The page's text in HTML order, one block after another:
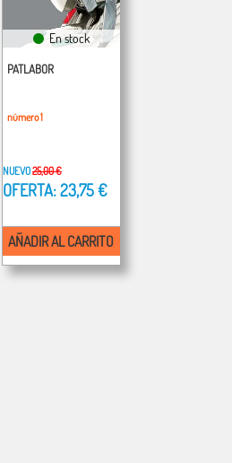
En stock
PATLABOR
número 1
NUEVO25,00 €
OFERTA: 23,75 €
AÑADIR AL CARRITO